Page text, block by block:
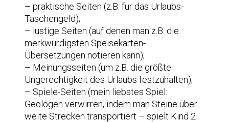
– praktische Seiten (z.B. für das Urlaubs-
Taschengeld);
– lustige Seiten (auf denen man z.B. die
merkwürdigsten Speisekarten-
Übersetzungen notieren kann);
– Meinungsseiten (um z.B. die größte
Ungerechtigkeit des Urlaubs festzuhalten);
– Spiele-Seiten (mein liebstes Spiel:
Geologen verwirren, indem man Steine über
weite Strecken transportiert – spielt Kind 2